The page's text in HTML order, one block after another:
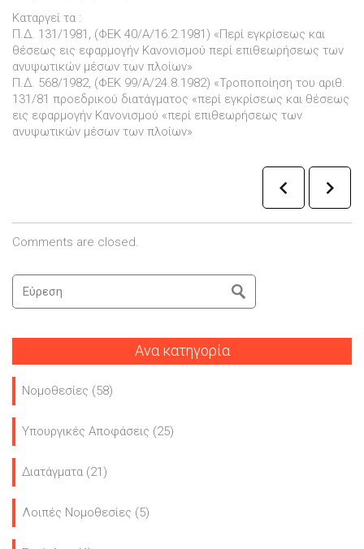
Καταργεί τα :
Π.Δ. 131/1981, (ΦΕΚ 40/Α/16.2.1981) «Περί εγκρίσεως και
θέσεως εις εφαρμογήν Κανονισμού περί επιθεωρήσεως των
ανυψωτικών μέσων των πλοίων»
Π.Δ. 568/1982, (ΦΕΚ 99/Α/24.8.1982) «Τροποποίηση του αριθ.
131/81 προεδρικού διατάγματος «περί εγκρίσεως και θέσεως
εις εφαρμογήν Κανονισμού «περί επιθεωρήσεως των
ανυψωτικών μέσων των πλοίων»
Comments are closed.
Ανα κατηγορία
Νομοθεσίες (58)
Υπουργικές Αποφάσεις (25)
Διατάγματα (21)
Λοιπές Νομοθεσίες (5)